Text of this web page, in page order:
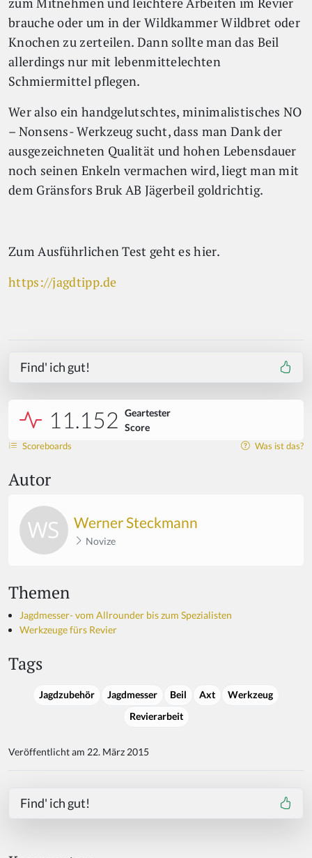
brauche oder um in der Wildkammer Wildbret oder
Knochen zu zerteilen. Dann sollte man das Beil
allerdings nur mit lebenmittelechten
Schmiermittel pflegen.
Wer also ein handgelutschtes, minimalistisches NO
– Nonsens- Werkzeug sucht, dass man Dank der
ausgezeichneten Qualität und hohen Lebensdauer
noch seinen Enkeln vermachen wird, liegt man mit
dem Gränsfors Bruk AB Jägerbeil goldrichtig.
Zum Ausführlichen Test geht es hier.
https://jagdtipp.de
Find' ich gut!
11.152
Geartester
Score
Scoreboards Was ist das?
Autor
Werner Steckmann
Novize
Themen
Jagdmesser- vom Allrounder bis zum Spezialisten
Werkzeuge fürs Revier
Tags
Jagdzubehör Jagdmesser Beil Axt
Werkzeug
Revierarbeit
Veröffentlicht am 22. März 2015
Find' ich gut!